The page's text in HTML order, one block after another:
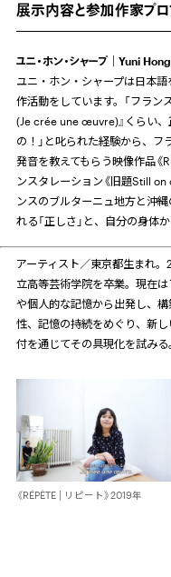
展示内容と参加作家プロ
ユニ・ホン・シャープ｜Yuni
ユニ・ホン・シャープは日本
作活動をしています。「フラン
(Je crée une œuvre)』くらい
の！」と叱られた経験から、
発音を教えてもらう映像作品《
ンスタレーション《旧題Still
ンスのブルターニュ地方と沖
れる「正しさ」と、自分の身体
アーティスト／東京都生まれ。
立高等芸術学院を卒業。現在
や個人的な記憶から出発し、
性、記憶の持続をめぐり、新
付を通じてその具現化を試みる
《RÉPÈTE | リピート》2019年